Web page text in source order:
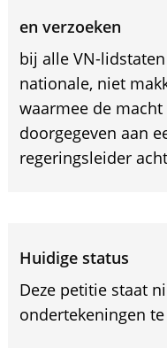
en verzoeken
bij alle VN-
nationale, niet
waarmee de
doorgegeven aan
regeringsleider
Huidige status
Deze petitie staat
ondertekeningen